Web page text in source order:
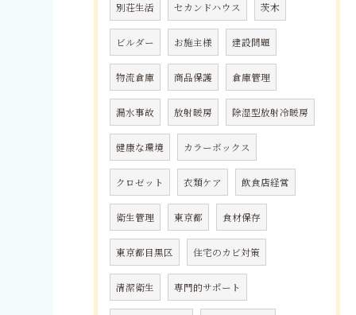
別荘生活 セカンドハウス 茨木
ビルダー お施主様 建設問題
物流倉庫 商品保護 倉庫管理
漏水事故 放射暖房 除湿型放射冷暖房
健康な環境 カラーボックス
クロゼット 衣類ケア 飲食店経営
衛生管理 東京都 食材保存
東京都目黒区 住宅のカビ対策
清潔衛生 専門的サポート